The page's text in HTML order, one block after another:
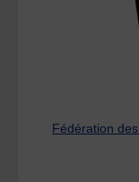
Fédération